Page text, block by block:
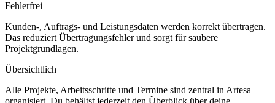
Fehlerfrei
Kunden-, Auftrags- und Leistungsdaten werden korrekt übertragen.
Das reduziert Übertragungsfehler und sorgt für saubere
Projektgrundlagen.
Übersichtlich
Alle Projekte, Arbeitsschritte und Termine sind zentral in Artesa